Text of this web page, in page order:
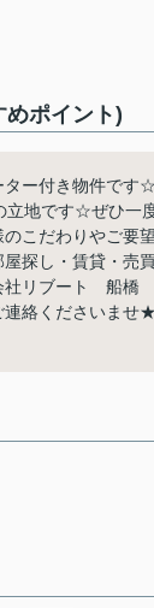
めポイント)
ー付き物件です
地です☆ぜひ一
こだわりやご要
探し・賃貸・売
会社リブート
絡くださいませ